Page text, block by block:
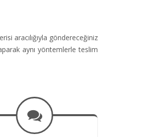
aracılığıyla göndereceğiniz
aynı yöntemlerle teslim